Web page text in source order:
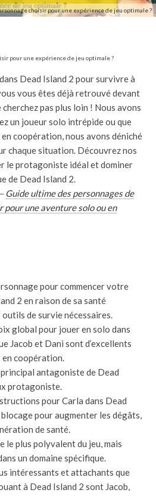
choisir pour une expérience de jeu optimale ?
pour une expérience de jeu optimale ?
Dead Island 2 pour survivre à
vous êtes déjà retrouvé devant
pas plus loin ! Nous avons
un joueur solo intrépide ou que
coopération, nous avons déniché
chaque situation. Découvrez nos
le protagoniste idéal et dominer
de Dead Island 2.
Guide ultime des personnages de
pour une aventure solo ou en
pour commencer votre
2 en raison de sa santé
de survie nécessaires.
global pour jouer en solo dans
Jacob et Dani sont d’excellents
en coopération.
antagoniste de Dead
protagoniste.
pour Carla dans Dead
pour augmenter les dégâts,
de santé.
le plus polyvalent du jeu, mais
un domaine spécifique.
intéressants et attachants que
à Dead Island 2 sont Jacob,